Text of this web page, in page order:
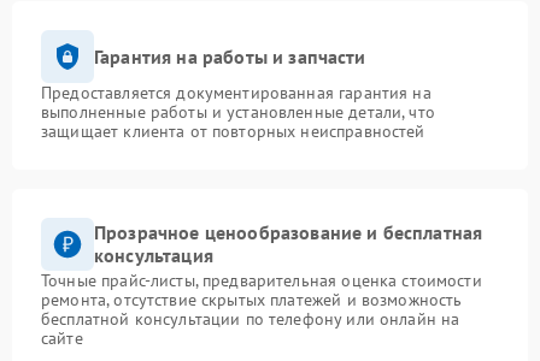
Гарантия на работы и запчасти
Предоставляется документированная гарантия на
выполненные работы и установленные детали, что
защищает клиента от повторных неисправностей
Прозрачное ценообразование и бесплатная
консультация
Точные прайс-листы, предварительная оценка стоимости
ремонта, отсутствие скрытых платежей и возможность
бесплатной консультации по телефону или онлайн на
сайте